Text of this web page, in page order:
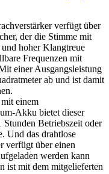
verfügt über
der die Stimme mit
hoher Klangtreue
Frequenzen mit
einer Ausgangsleistung
ab und ist damit
einem
Akku bietet dieser
Stunden Betriebszeit oder
Und das drahtlose
verfügt über einen
werden kann
ist mit dem mitgelieferten